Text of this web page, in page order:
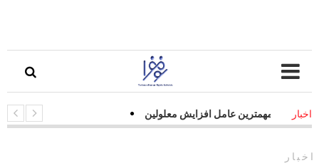
اخبار جاده‌ای مهمترین عامل افزایش معلولین
اخبار